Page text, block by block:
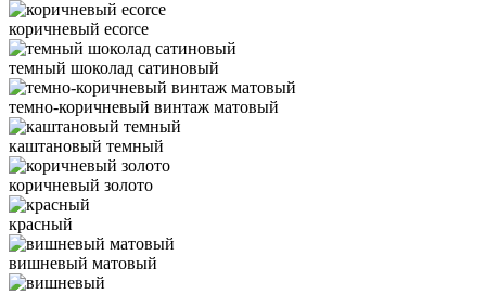
коричневый ecorce
темный шоколад сатиновый
темно-коричневый винтаж матовый
каштановый темный
коричневый золото
красный
вишневый матовый